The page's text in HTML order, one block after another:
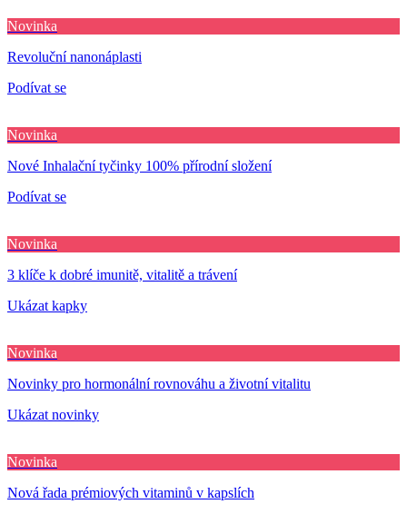
Novinka
Revoluční nanonáplasti
Podívat se
Novinka
Nové Inhalační tyčinky 100% přírodní složení
Podívat se
Novinka
3 klíče k dobré imunitě, vitalitě a trávení
Ukázat kapky
Novinka
Novinky pro hormonální rovnováhu a životní vitalitu
Ukázat novinky
Novinka
Nová řada prémiových vitaminů v kapslích